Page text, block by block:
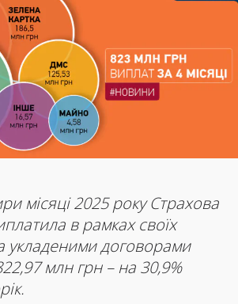
місяці 2025 року Страхова
в рамках своїх
укладеними договорами
млн грн – на 30,9%